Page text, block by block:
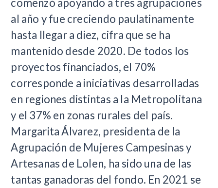
al año y fue creciendo paulatinamente
hasta llegar a diez, cifra que se ha
mantenido desde 2020. De todos los
proyectos financiados, el 70%
corresponde a iniciativas desarrolladas
en regiones distintas a la Metropolitana
y el 37% en zonas rurales del país.
Margarita Álvarez, presidenta de la
Agrupación de Mujeres Campesinas y
Artesanas de Lolen, ha sido una de las
tantas ganadoras del fondo. En 2021 se